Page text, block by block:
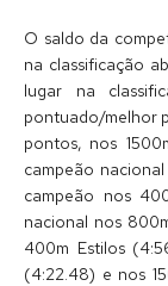
O saldo da
na classificação
lugar na
pontuado/melhor
pontos, nos
campeão
campeão nos
nacional nos
400m Estilos
(4:22.48) e nos